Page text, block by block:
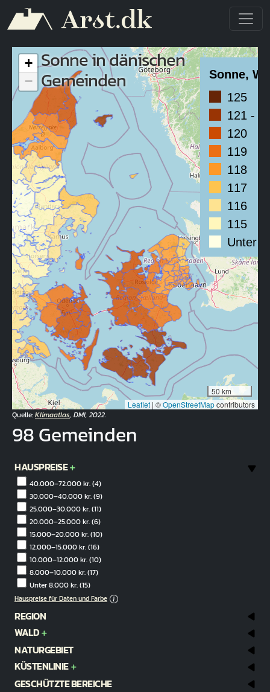
HAUSPREISE
40.000–72.000 kr.(4)
30.000–40.000 kr.(9)
25.000–30.000 kr.(11)
20.000–25.000 kr.(6)
15.000–20.000 kr.(10)
12.000–15.000 kr.(16)
10.000–12.000 kr.(10)
8.000–10.000 kr.(17)
Unter 8.000 kr.(15)
Hauspreise für Daten und Farbe
REGION
WALD
NATURGEBIET
KÜSTENLINIE
GESCHÜTZTE BEREICHE
Sonne in dänischen
Gemeinden
Sonne, W/
125
121 -
120
119
118
117
116
115
Unter
+
−
50 km
Leaflet | ©OpenStreetMapcontributors
Quelle:Klimaatlas, DMI, 2022.
98 Gemeinden